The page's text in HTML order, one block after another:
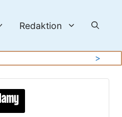
Redaktion
>